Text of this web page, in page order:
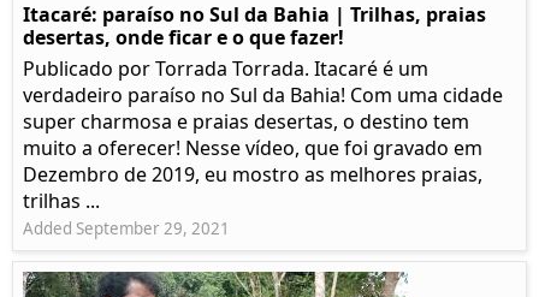
Itacaré: paraíso no Sul da Bahia | Trilhas, praias
desertas, onde ficar e o que fazer!
Publicado por Torrada Torrada. Itacaré é um
verdadeiro paraíso no Sul da Bahia! Com uma cidade
super charmosa e praias desertas, o destino tem
muito a oferecer! Nesse vídeo, que foi gravado em
Dezembro de 2019, eu mostro as melhores praias,
trilhas ...
Added September 29, 2021